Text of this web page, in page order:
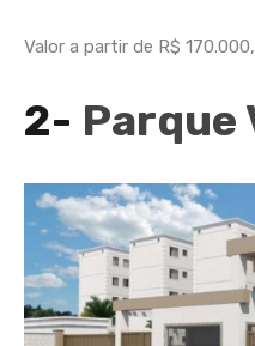
Valor a partir de R$
2- Parque